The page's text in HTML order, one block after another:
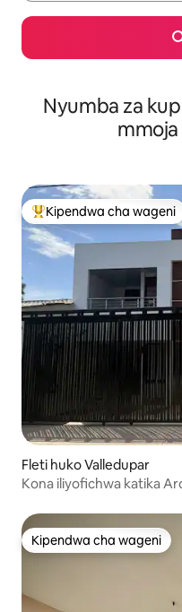
Nyumba za
mmoja
Kipendwa maarufu cha
Kipendwa cha wageni
Fleti huko Valledupar
Kona iliyofichwa katika
Kipendwa cha wageni
Kipendwa cha wageni